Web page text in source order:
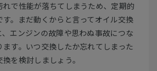
れで性能が落ちてしまうため、定期的
す。まだ動くからと言ってオイル交換
、エンジンの故障や思わぬ事故につな
ます。いつ交換したか忘れてしまった
を検討しましょう。